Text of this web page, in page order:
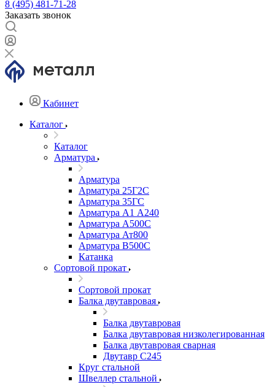
8 (495) 481-71-28
Заказать звонок
Кабинет
Каталог
Каталог
Арматура
Арматура
Арматура 25Г2С
Арматура 35ГС
Арматура А1 А240
Арматура А500С
Арматура Ат800
Арматура В500С
Катанка
Сортовой прокат
Сортовой прокат
Балка двутавровая
Балка двутавровая
Балка двутавровая низколегированная
Балка двутавровая сварная
Двутавр С245
Круг стальной
Швеллер стальной